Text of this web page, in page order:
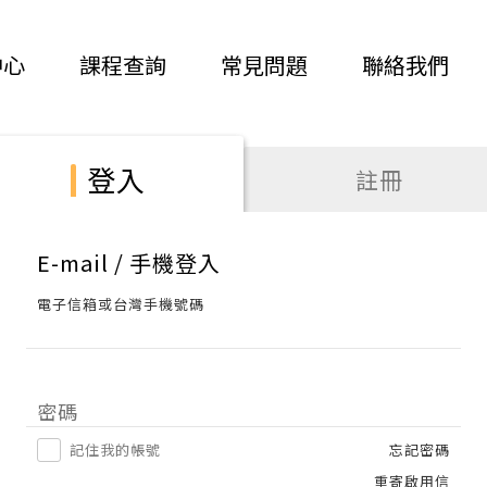
課程查詢 常見問題 聯絡我們
登入 註冊
E-mail / 手機登入
電子信箱或台灣手機號碼
密碼
記住我的帳號
忘記密碼
重寄啟用信